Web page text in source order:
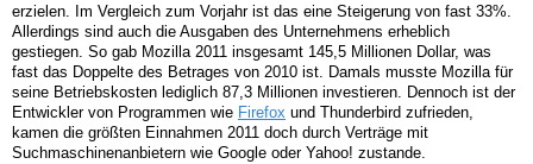
erzielen. Im Vergleich zum Vorjahr ist das eine Steigerung von fast 33%.
Allerdings sind auch die Ausgaben des Unternehmens erheblich
gestiegen. So gab Mozilla 2011 insgesamt 145,5 Millionen Dollar, was
fast das Doppelte des Betrages von 2010 ist. Damals musste Mozilla für
seine Betriebskosten lediglich 87,3 Millionen investieren. Dennoch ist der
Entwickler von Programmen wie Firefox und Thunderbird zufrieden,
kamen die größten Einnahmen 2011 doch durch Verträge mit
Suchmaschinenanbietern wie Google oder Yahoo! zustande.